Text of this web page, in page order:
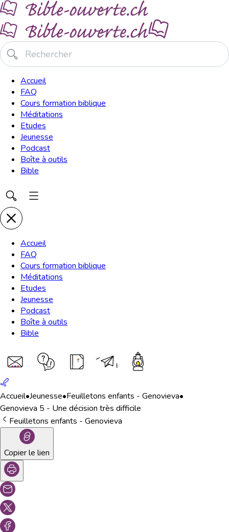
Accueil
FAQ
Cours formation biblique
Méditations
Etudes
Jeunesse
Podcast
Boîte à outils
Bible
Accueil
FAQ
Cours formation biblique
Méditations
Etudes
Jeunesse
Podcast
Boîte à outils
Bible
Accueil•Jeunesse•Feuilletons enfants - Genovieva•
Genovieva 5 - Une décision très difficile
Feuilletons enfants - Genovieva
Copier le lien